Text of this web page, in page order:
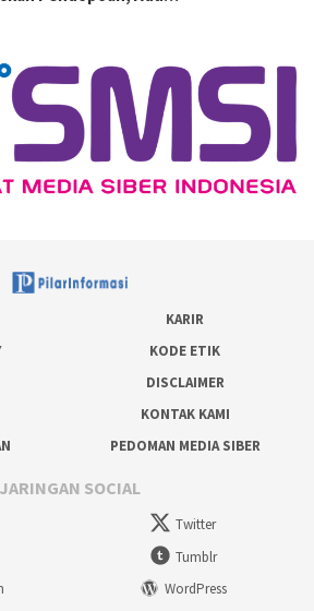
KARIR
KODE ETIK
DISCLAIMER
KONTAK KAMI
PEDOMAN MEDIA SIBER
JARINGAN SOCIAL
Twitter
Tumblr
WordPress